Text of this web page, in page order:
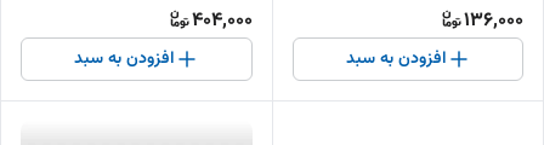
136,000
افزودن به سبد
404,000
افزودن به سبد